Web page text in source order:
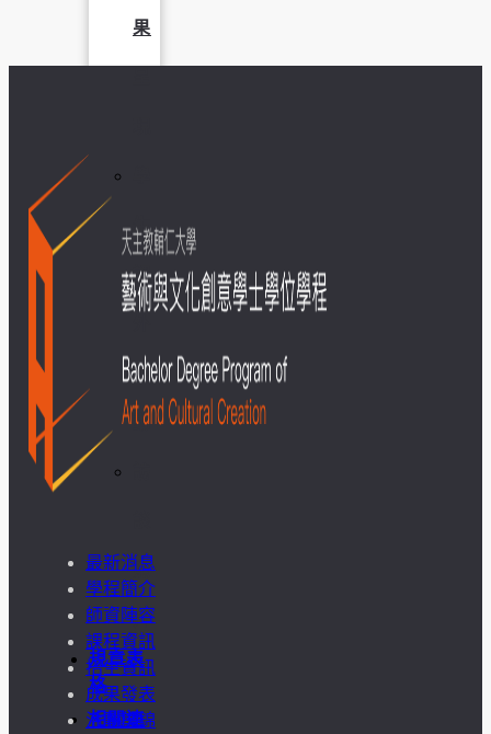
果
生
課
活
動
照
片
規章表
格
相關連
最新消息
學程簡介
師資陣容
課程資訊
招生資訊
成果發表
活動集錦